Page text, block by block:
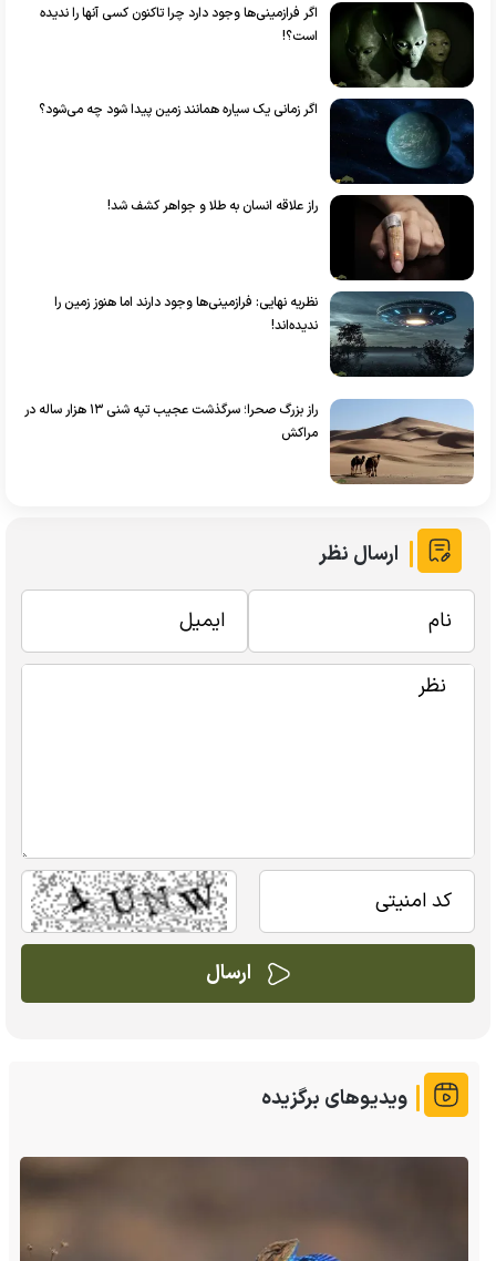
اگر فرازمینی‌ها وجود دارد چرا تاکنون کسی آنها را ندیده
است؟!
اگر زمانی یک سیاره همانند زمین پیدا شود چه می‌شود؟
راز علاقه انسان به طلا و جواهر کشف شد!
نظریه نهایی: فرازمینی‌ها وجود دارند اما هنوز زمین را
ندیده‌اند!
راز بزرگ صحرا؛ سرگذشت عجیب تپه شنی ۱۳ هزار ساله در
مراکش
ارسال نظر
ویدیوهای برگزیده